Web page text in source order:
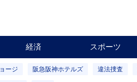
経済 スポーツ
ージ 阪急阪神ホテルズ 違法捜査